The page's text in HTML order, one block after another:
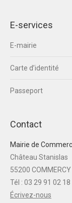
E-services
E-mairie
Carte d’identité
Passeport
Contact
Mairie de
Château Stanislas
55200 COMMERCY
Tél : 03 29 91 02 18
Écrivez-nous